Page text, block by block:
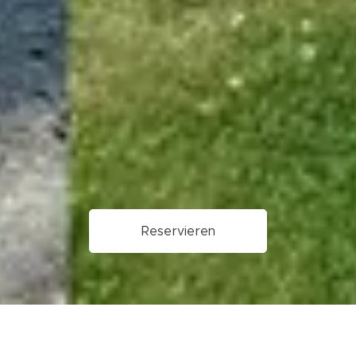
Reservieren